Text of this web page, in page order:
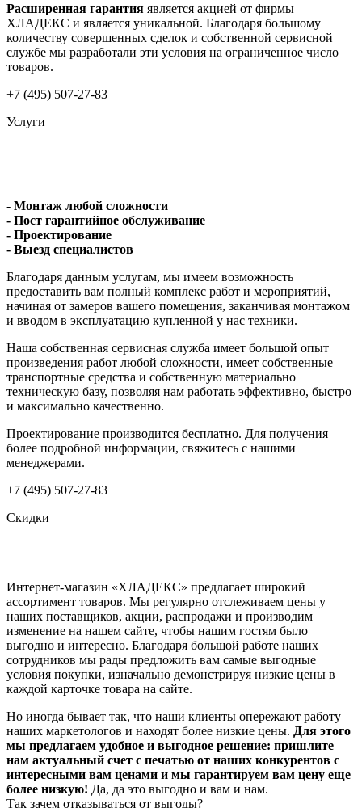
Расширенная гарантия является акцией от фирмы
ХЛАДЕКС и является уникальной. Благодаря большому
количеству совершенных сделок и собственной сервисной
службе мы разработали эти условия на ограниченное число
товаров.
+7 (495) 507-27-83
Услуги
- Монтаж любой сложности
- Пост гарантийное обслуживание
- Проектирование
- Выезд специалистов
Благодаря данным услугам, мы имеем возможность
предоставить вам полный комплекс работ и мероприятий,
начиная от замеров вашего помещения, заканчивая монтажом
и вводом в эксплуатацию купленной у нас техники.
Наша собственная сервисная служба имеет большой опыт
произведения работ любой сложности, имеет собственные
транспортные средства и собственную материально
техническую базу, позволяя нам работать эффективно, быстро
и максимально качественно.
Проектирование производится бесплатно. Для получения
более подробной информации, свяжитесь с нашими
менеджерами.
+7 (495) 507-27-83
Скидки
Интернет-магазин «ХЛАДЕКС» предлагает широкий
ассортимент товаров. Мы регулярно отслеживаем цены у
наших поставщиков, акции, распродажи и производим
изменение на нашем сайте, чтобы нашим гостям было
выгодно и интересно. Благодаря большой работе наших
сотрудников мы рады предложить вам самые выгодные
условия покупки, изначально демонстрируя низкие цены в
каждой карточке товара на сайте.
Но иногда бывает так, что наши клиенты опережают работу
наших маркетологов и находят более низкие цены. Для этого
мы предлагаем удобное и выгодное решение: пришлите
нам актуальный счет с печатью от наших конкурентов с
интересными вам ценами и мы гарантируем вам цену еще
более низкую! Да, да это выгодно и вам и нам.
Так зачем отказываться от выгоды?